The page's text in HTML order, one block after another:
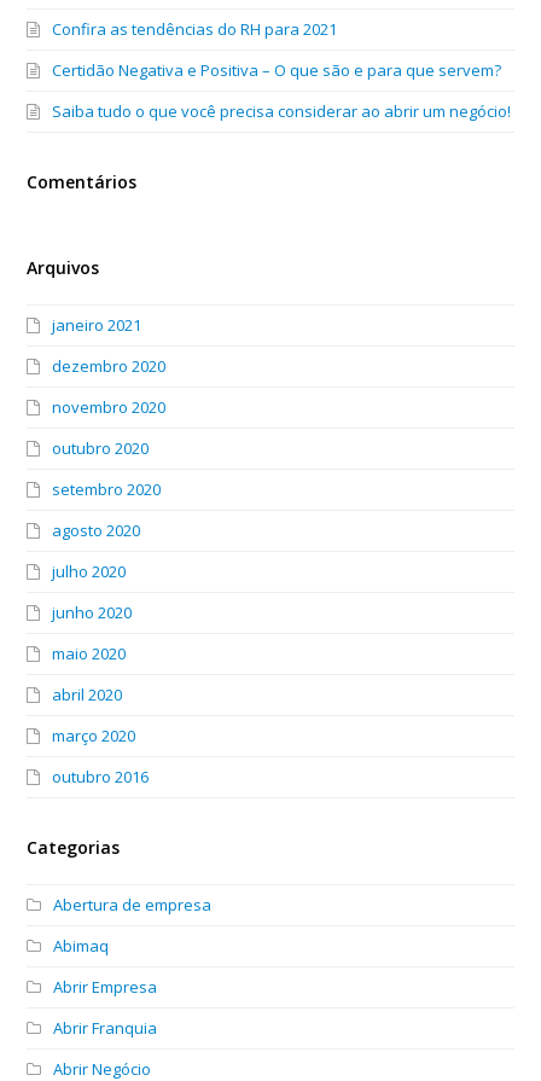
Confira as tendências do RH para 2021
Certidão Negativa e Positiva – O que são e para que servem?
Saiba tudo o que você precisa considerar ao abrir um negócio!
Comentários
Arquivos
janeiro 2021
dezembro 2020
novembro 2020
outubro 2020
setembro 2020
agosto 2020
julho 2020
junho 2020
maio 2020
abril 2020
março 2020
outubro 2016
Categorias
Abertura de empresa
Abimaq
Abrir Empresa
Abrir Franquia
Abrir Negócio